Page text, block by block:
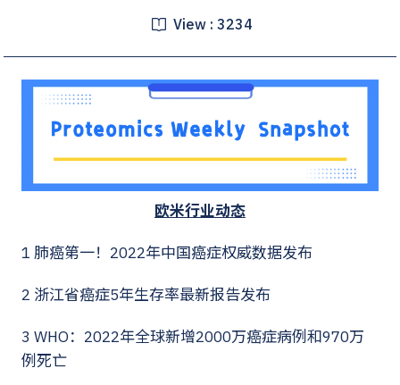
View : 3234
欧米行业动态
1 肺癌第一！2022年中国癌症权威数据发布
2 浙江省癌症5年生存率最新报告发布
3 WHO：2022年全球新增2000万癌症病例和970万
例死亡